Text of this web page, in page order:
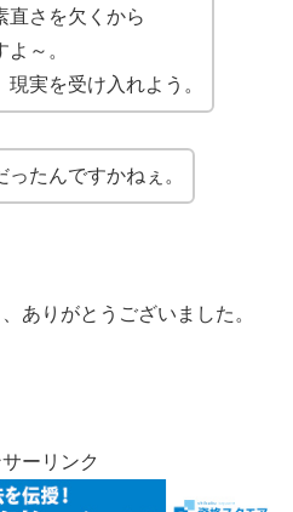
直さを欠くから
～。
現実を受け入れよう。
たんですかねぇ。
ありがとうございました。
ーリンク